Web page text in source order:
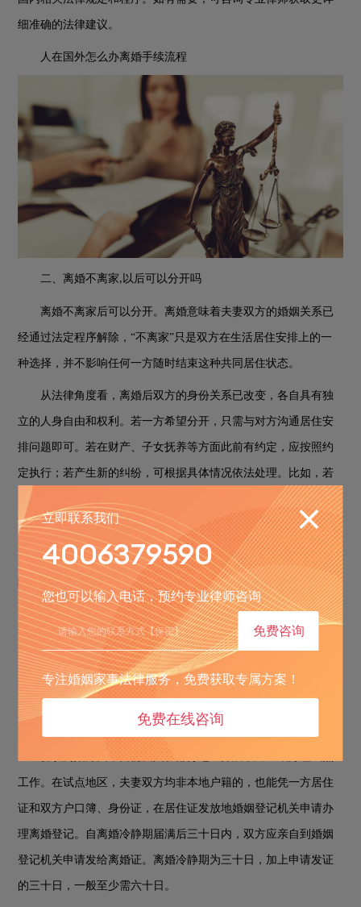
细准确的法律建议。
人在国外怎么办离婚手续流程
二、离婚不离家, 以后可以分开吗
离婚不离家后可以分开。离婚意味着夫妻双方的婚姻关系已
经通过法定程序解除， “不离家”只是双方在生活居住安排上的一
种选择，并不影响任何一方随时结束这种共同居住状态。
从法律角度看，离婚后双方的身份关系已改变，各自具有独
立的人身自由和权利。若一方希望分开，只需与对方沟通居住安
排问题即可。若在财产、子女抚养等方面此前有约定，应按照约
定执行；若产生新的纠纷，可根据具体情况依法处理。比如，若
在共同居住期间产生了新的共同财产或债务，可依据民事法律中
关于共有财产分割和债务承担的规定解决。
若一方决定分开，另一方无理阻拦，阻碍其正常生活，受影
响的一方可以通过报警等方式维护自身人身自由和居住权利。总
之，离婚不离家后分开在法律上不存在障碍，关键在于妥善处理
可能涉及的各类后续问题。
三、离婚手续异地可以办吗要多久
离婚手续能否异地办理及所需时间，需分协议离婚和诉讼离
婚两种情况。
协议离婚方面，目前我国在部分地区开展了跨区域办理试点
工作。在试点地区，夫妻双方均非本地户籍的，也能凭一方居住
证和双方户口簿、身份证，在居住证发放地婚姻登记机关申请办
理离婚登记。自离婚冷静期届满后三十日内，双方应亲自到婚姻
登记机关申请发给离婚证。离婚冷静期为三十日，加上申请发证
的三十日，一般至少需六十日。
立即联系我们
4006379590
您也可以输入电话，预约专业律师咨询
免费咨询
专注婚姻家事法律服务，免费获取专属方案！
免费在线咨询